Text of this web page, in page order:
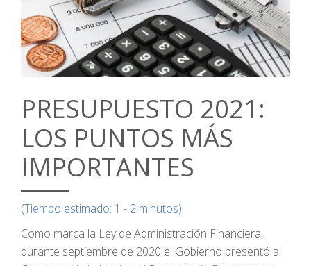
PRESUPUESTO 2021:
LOS PUNTOS MÁS
IMPORTANTES
(Tiempo estimado: 1 - 2 minutos)
Como marca la Ley de Administración Financiera,
durante septiembre de 2020 el Gobierno presentó al